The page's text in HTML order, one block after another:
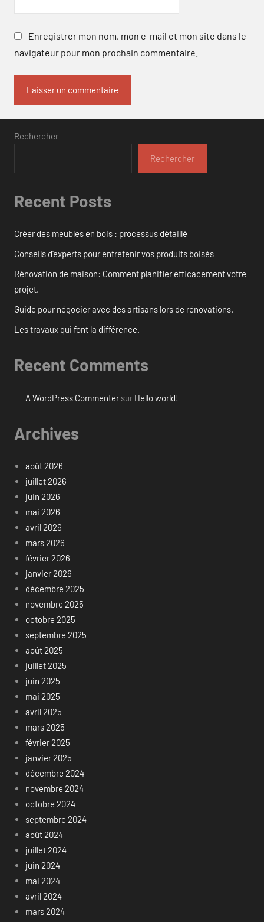
Enregistrer mon nom, mon e-mail et mon site dans le
navigateur pour mon prochain commentaire.
Rechercher
Rechercher
Recent Posts
Créer des meubles en bois : processus détaillé
Conseils d’experts pour entretenir vos produits boisés
Rénovation de maison: Comment planifier efficacement votre
projet.
Guide pour négocier avec des artisans lors de rénovations.
Les travaux qui font la différence.
Recent Comments
A WordPress Commentersur Hello world!
Archives
août 2026
juillet 2026
juin 2026
mai 2026
avril 2026
mars 2026
février 2026
janvier 2026
décembre 2025
novembre 2025
octobre 2025
septembre 2025
août 2025
juillet 2025
juin 2025
mai 2025
avril 2025
mars 2025
février 2025
janvier 2025
décembre 2024
novembre 2024
octobre 2024
septembre 2024
août 2024
juillet 2024
juin 2024
mai 2024
avril 2024
mars 2024